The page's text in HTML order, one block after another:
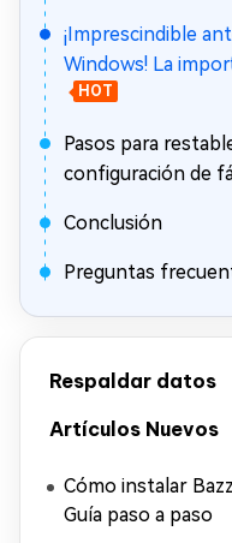
¡Imprescindible
Windows! La
HOT
Pasos para
configuración de
Conclusión
Preguntas
Respaldar datos
Artículos Nuevos
Cómo instalar
Guía paso a paso